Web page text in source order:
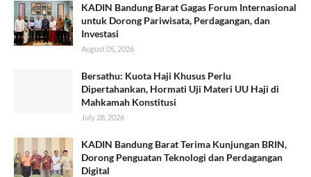
KADIN Bandung Barat Gagas Forum Internasional
untuk Dorong Pariwisata, Perdagangan, dan
Investasi
August 05, 2026
Bersathu: Kuota Haji Khusus Perlu
Dipertahankan, Hormati Uji Materi UU Haji di
Mahkamah Konstitusi
July 28, 2026
KADIN Bandung Barat Terima Kunjungan BRIN,
Dorong Penguatan Teknologi dan Perdagangan
Digital